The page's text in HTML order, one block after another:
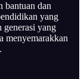
bantuan dan
yang
generasi yang
menyemarakkan